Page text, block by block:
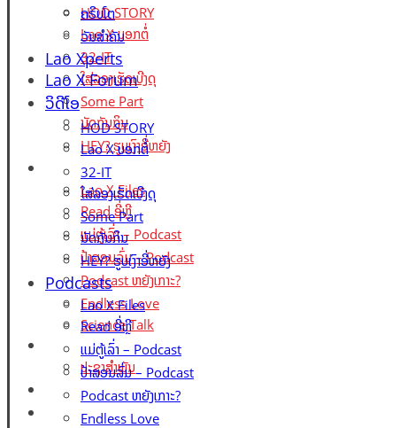
HOD STORY
Lao X ບອກຕໍ່
32-IT
ໃສ່ລອງເຮັດເບີງດຸ
Some Part
ນັດກັນກິນ
HEY? ຮູບເງົາອີ່ຫຍັງ
Podcasts
Lao X Files
Read ອີ່ຫຼີ
ແມ່ຕູ້ເລົ່າ – Podcast
ປ້າສອນລົ່ມ – Podcast
Podcast ຫຍັງເກາະ?
Endless Love
Science Talk
Events
ປະຊາສຳພັນ
ກ່ຽວກັບ
ຕິດຕໍ່ໂຄສະນາ
ຄຣິບໂຕ
ວັນສຳຄັນ
Lao Xperts
Lao X Forum
ວິດີໂອ
HOD STORY
Lao X ບອກຕໍ່
32-IT
ໃສ່ລອງເຮັດເບີງດຸ
Some Part
ນັດກັນກິນ
HEY? ຮູບເງົາອີ່ຫຍັງ
Podcasts
Lao X Files
Read ອີ່ຫຼີ
ແມ່ຕູ້ເລົ່າ – Podcast
ປ້າສອນລົ່ມ – Podcast
Podcast ຫຍັງເກາະ?
Endless Love